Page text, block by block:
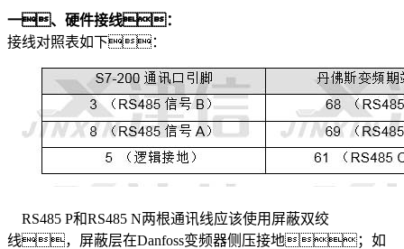
一、 硬件接线：
接线对照表如下：
RS485 P和RS485 N两根通讯线应该使用屏蔽双绞
线，屏蔽层在Danfoss变频器侧压接地；如